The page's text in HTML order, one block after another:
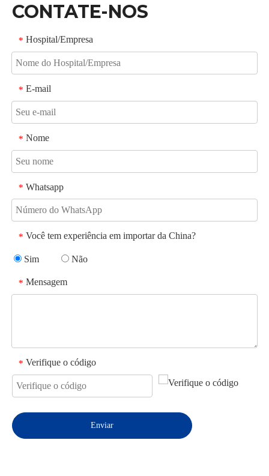
CONTATE-NOS
* Hospital/Empresa
* E-mail
* Nome
* Whatsapp
* Você tem experiência em importar da China?
Sim Não
* Mensagem
* Verifique o código
Enviar